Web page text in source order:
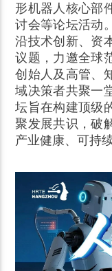
形机器人核心部
讨会等论坛活动
沿技术创新、资
议题，力邀全球
创始人及高管、
域决策者共聚一
坛旨在构建顶级
聚发展共识，破
产业健康、可持